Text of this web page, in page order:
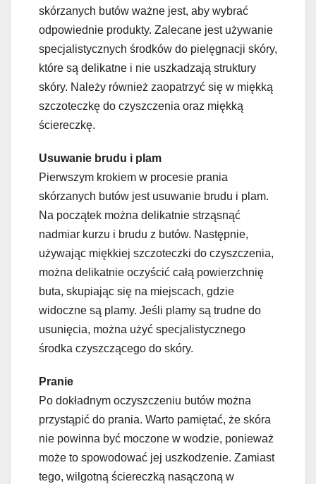
skórzanych butów ważne jest, aby wybrać
odpowiednie produkty. Zalecane jest używanie
specjalistycznych środków do pielęgnacji skóry,
które są delikatne i nie uszkadzają struktury
skóry. Należy również zaopatrzyć się w miękką
szczoteczkę do czyszczenia oraz miękką
ściereczkę.
Usuwanie brudu i plam
Pierwszym krokiem w procesie prania
skórzanych butów jest usuwanie brudu i plam.
Na początek można delikatnie strząsnąć
nadmiar kurzu i brudu z butów. Następnie,
używając miękkiej szczoteczki do czyszczenia,
można delikatnie oczyścić całą powierzchnię
buta, skupiając się na miejscach, gdzie
widoczne są plamy. Jeśli plamy są trudne do
usunięcia, można użyć specjalistycznego
środka czyszczącego do skóry.
Pranie
Po dokładnym oczyszczeniu butów można
przystąpić do prania. Warto pamiętać, że skóra
nie powinna być moczone w wodzie, ponieważ
może to spowodować jej uszkodzenie. Zamiast
tego, wilgotną ściereczką nasączoną w